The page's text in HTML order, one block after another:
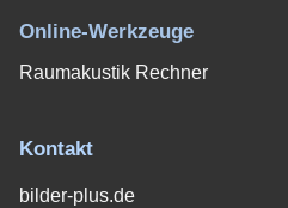
Online-Werkzeuge
Raumakustik Rechner
Kontakt
bilder-plus.de